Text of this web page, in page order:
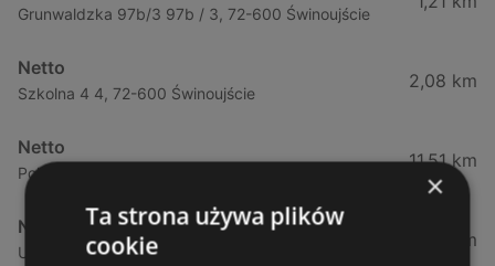
Grunwaldzka 97b/3 97b / 3, 72-600 Świnoujście
Netto
Szkolna 4 4, 72-600 Świnoujście
2,08 km
Netto
Polna 67 67, 72-500 Międzyzdroje
11,51 km
Netto
Ul. Gryfa Pomorskiego 17 17, 72-500 Międzyzdroje
12,41 km
×
Ta strona używa plików
cookie